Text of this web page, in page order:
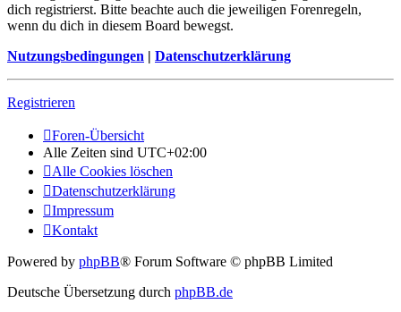
dich registrierst. Bitte beachte auch die jeweiligen Forenregeln,
wenn du dich in diesem Board bewegst.
Nutzungsbedingungen | Datenschutzerklärung
Registrieren
Foren-Übersicht
Alle Zeiten sind UTC+02:00
Alle Cookies löschen
Datenschutzerklärung
Impressum
Kontakt
Powered by phpBB® Forum Software © phpBB Limited
Deutsche Übersetzung durch phpBB.de